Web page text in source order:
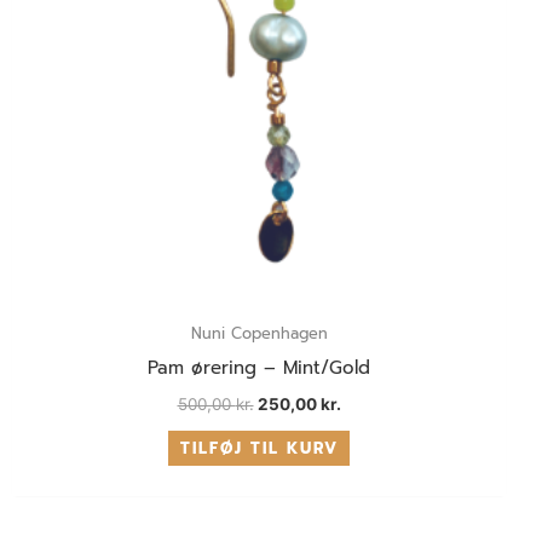
Nuni Copenhagen
Pam ørering – Mint/Gold
500,00kr. 250,00kr.
TILFØJ TIL KURV